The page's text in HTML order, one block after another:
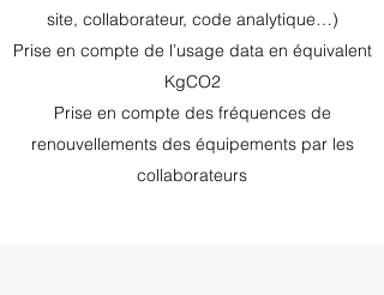
site, collaborateur, code analytique…)
Prise en compte de l’usage data en équivalent
KgCO2
Prise en compte des fréquences de
renouvellements des équipements par les
collaborateurs